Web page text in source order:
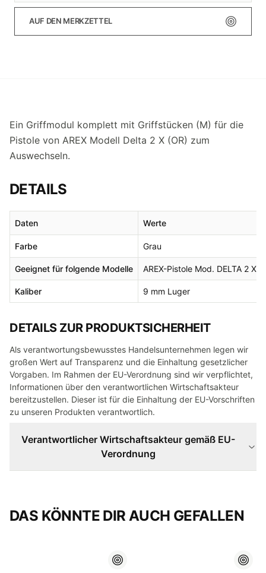
AUF DEN MERKZETTEL
Ein Griffmodul komplett mit Griffstücken (M) für die
Pistole von AREX Modell Delta 2 X (OR) zum
Auswechseln.
DETAILS
Daten Werte
Farbe Grau
Geeignet für folgende Modelle AREX-Pistole Mod. DELTA 2 X
Kaliber 9 mm Luger
DETAILS ZUR PRODUKTSICHERHEIT
Als verantwortungsbewusstes Handelsunternehmen legen wir
großen Wert auf Transparenz und die Einhaltung gesetzlicher
Vorgaben. Im Rahmen der EU-Verordnung sind wir verpflichtet,
Informationen über den verantwortlichen Wirtschaftsakteur
bereitzustellen. Dieser ist für die Einhaltung der EU-Vorschriften
zu unseren Produkten verantwortlich.
Verantwortlicher Wirtschaftsakteur gemäß EU-
Verordnung
DAS KÖNNTE DIR AUCH GEFALLEN